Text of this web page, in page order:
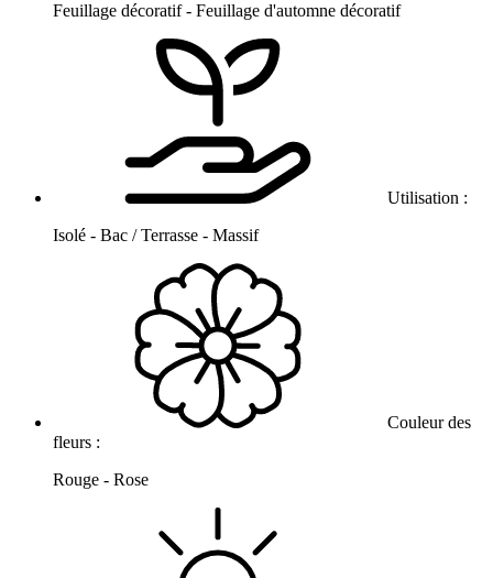
Feuillage décoratif - Feuillage d'automne décoratif
Utilisation :
Isolé - Bac / Terrasse - Massif
Couleur des
fleurs :
Rouge - Rose